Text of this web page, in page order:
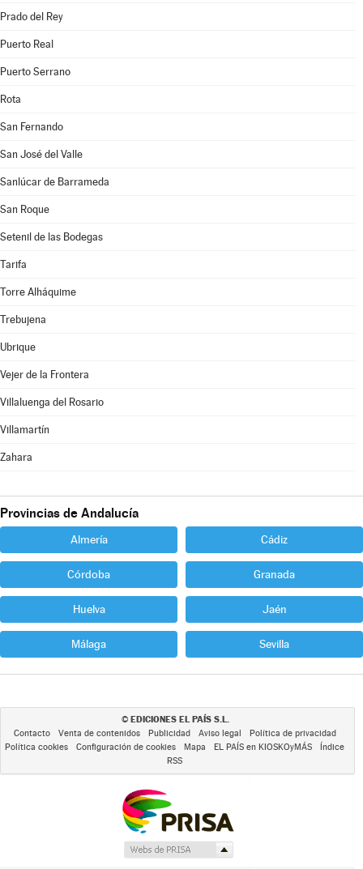
Prado del Rey
Puerto Real
Puerto Serrano
Rota
San Fernando
San José del Valle
Sanlúcar de Barrameda
San Roque
Setenil de las Bodegas
Tarifa
Torre Alháquime
Trebujena
Ubrique
Vejer de la Frontera
Villaluenga del Rosario
Villamartín
Zahara
Provincias de Andalucía
Almería Cádiz
Córdoba Granada
Huelva Jaén
Málaga Sevilla
© EDICIONES EL PAÍS S.L.
Contacto Venta de contenidos Publicidad Aviso legal
Política de privacidad
Política cookies
Configuración de cookies Mapa EL PAÍS en KIOSKOyMÁS
Índice
RSS